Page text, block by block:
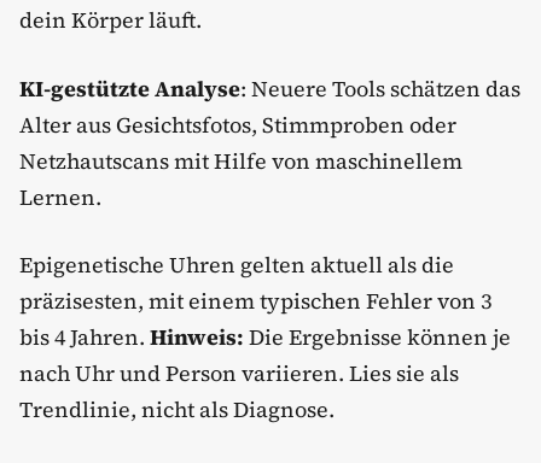
dein Körper läuft.
KI-gestützte Analyse: Neuere Tools schätzen das
Alter aus Gesichtsfotos, Stimmproben oder
Netzhautscans mit Hilfe von maschinellem
Lernen.
Epigenetische Uhren gelten aktuell als die
präzisesten, mit einem typischen Fehler von 3
bis 4 Jahren. Hinweis: Die Ergebnisse können je
nach Uhr und Person variieren. Lies sie als
Trendlinie, nicht als Diagnose.